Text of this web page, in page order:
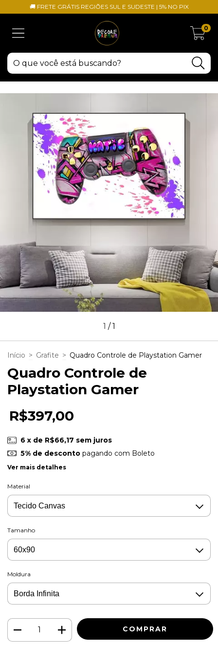
🚚 FRETE GRÁTIS REGIÕES SUL E SUDESTE | 5% NO PIX
0
1 /1
Início > Grafite > Quadro Controle de Playstation Gamer
Quadro Controle de
Playstation Gamer
R$397,00
6 x de R$66,17 sem juros
5% de descontopagando com Boleto
Ver mais detalhes
Material
Tamanho
Moldura